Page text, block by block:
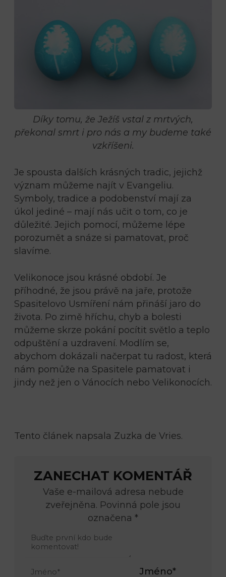
Díky tomu, že Ježíš vstal z mrtvých,
překonal smrt i pro nás a my budeme také
vzkříšeni.
Je spousta dalších krásných tradic, jejichž
význam můžeme najít v Evangeliu.
Symboly, tradice a podobenství mají za
úkol jediné – mají nás učit o tom, co je
důležité. Jejich pomocí, můžeme lépe
porozumět a snáze si pamatovat, proč
slavíme.
Velikonoce jsou krásné období. Je
příhodné, že jsou právě na jaře, protože
Spasitelovo Usmíření nám přináší jaro do
života. Po zimě hříchu, chyb a bolesti
můžeme skrze pokání pocítit světlo a teplo
odpuštění a uzdravení. Modlím se,
abychom dokázali načerpat tu radost, která
nám pomůže na Spasitele pamatovat i
jindy než jen o Vánocích nebo Velikonocích.
Tento článek napsala Zuzka de Vries.
ZANECHAT KOMENTÁŘ
Vaše e-mailová adresa nebude
zveřejněna. Povinná pole jsou
označena *
Jméno*